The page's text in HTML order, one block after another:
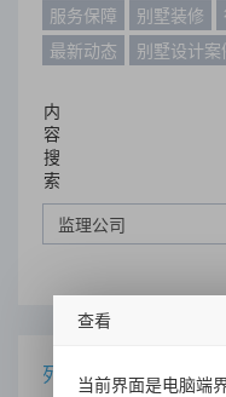
服务保障
别墅装修
最新动态
别墅设计案
内
容
搜
索
列表
查看
当前界面是电脑端